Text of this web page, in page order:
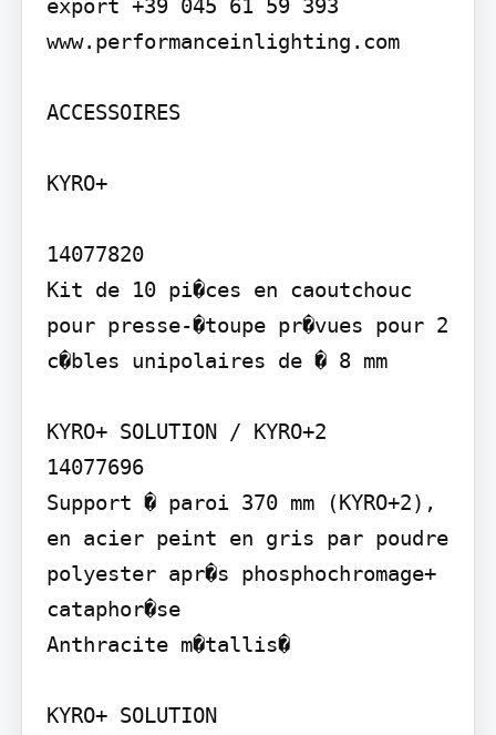
export +39 045 61 59 393
www.performanceinlighting.com
ACCESSOIRES
KYRO+
14077820
Kit de 10 pi�ces en caoutchouc
pour presse-�toupe pr�vues pour 2
c�bles unipolaires de � 8 mm
KYRO+ SOLUTION / KYRO+2
14077696
Support � paroi 370 mm (KYRO+2),
en acier peint en gris par poudre
polyester apr�s phosphochromage+
cataphor�se
Anthracite m�tallis�
KYRO+ SOLUTION